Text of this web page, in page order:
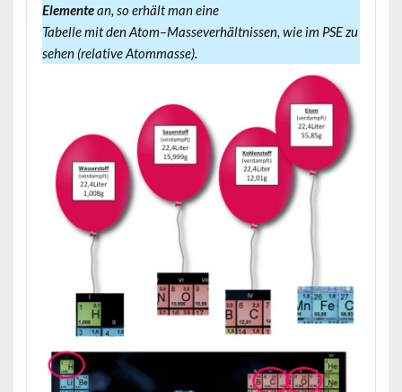
Elementean, so erhält man eine
Tabelle mit den Atom–Masseverhältnissen, wie im PSE zu
sehen (relative Atommasse).